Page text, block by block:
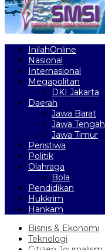
InilahOnline
Nasional
Internasional
Megapolitan
DKI Jakarta
Daerah
Jawa Barat
Jawa Tengah
Jawa Timur
Peristiwa
Politik
Olahraga
Bola
Pendidikan
Hukkrim
Hankam
Bisnis & Ekonomi
Teknologi